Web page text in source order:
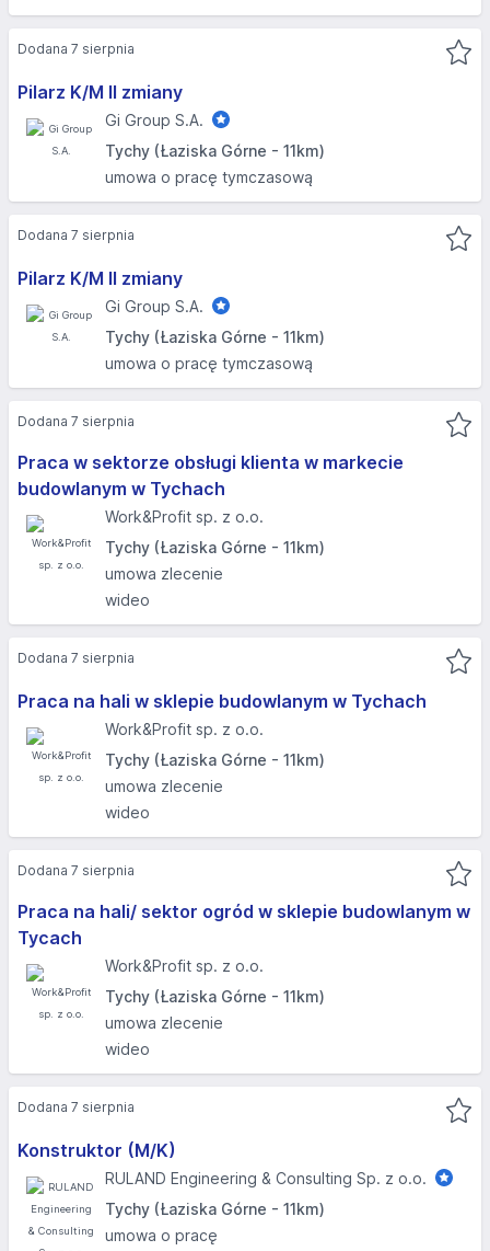
Pilarz K/M II zmiany
Gi Group S.A.
Tychy (Łaziska Górne - 11km)
umowa o pracę tymczasową
Dodana 7 sierpnia
Pilarz K/M II zmiany
Gi Group S.A.
Tychy (Łaziska Górne - 11km)
umowa o pracę tymczasową
Dodana 7 sierpnia
Praca w sektorze obsługi klienta w markecie
budowlanym w Tychach
Work&Profit sp. z o.o.
Tychy (Łaziska Górne - 11km)
umowa zlecenie
wideo
Dodana 7 sierpnia
Praca na hali w sklepie budowlanym w Tychach
Work&Profit sp. z o.o.
Tychy (Łaziska Górne - 11km)
umowa zlecenie
wideo
Dodana 7 sierpnia
Praca na hali/ sektor ogród w sklepie budowlanym w
Tycach
Work&Profit sp. z o.o.
Tychy (Łaziska Górne - 11km)
umowa zlecenie
wideo
Dodana 7 sierpnia
Konstruktor (M/K)
RULAND Engineering & Consulting Sp. z o.o.
Tychy (Łaziska Górne - 11km)
umowa o pracę
Dodana 7 sierpnia